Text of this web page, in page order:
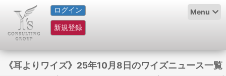
ログイン
新規登録
Menu
HOME
サービス紹介
《耳よりワイズ》25年10月8日のワイズニュース一覧